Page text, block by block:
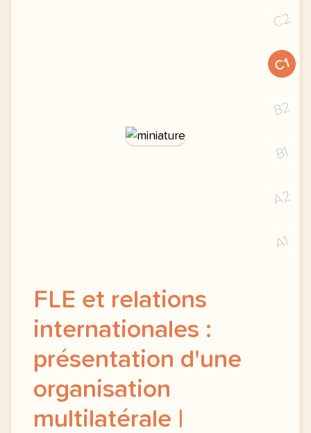
C2
C1
B2
B1
A2
A1
FLE et relations
internationales :
présentation d'une
organisation
multilatérale |